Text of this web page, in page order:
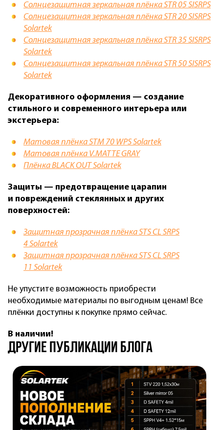
Солнцезащитная зеркальная плёнка STR 05 SISRPS
Солнцезащитная зеркальная плёнка STR 20 SISRPS
Solartek
Солнцезащитная зеркальная плёнка STR 35 SISRPS
Solartek
Солнцезащитная зеркальная плёнка STR 50 SISRPS
Solartek
Декоративного оформления — создание
стильного и современного интерьера или
экстерьера:
Матовая плёнка STM 70 WPS Solartek
Матовая плёнка V.MATTE GRAY
Плёнка BLACK OUT Solartek
Защиты — предотвращение царапин
и повреждений стеклянных и других
поверхностей:
Защитная прозрачная плёнка STS CL SRPS
4 Solartek
Защитная прозрачная плёнка STS CL SRPS
11 Solartek
Не упустите возможность приобрести
необходимые материалы по выгодным ценам! Все
плёнки доступны к покупке прямо сейчас.
В наличии!
другие публикации блога